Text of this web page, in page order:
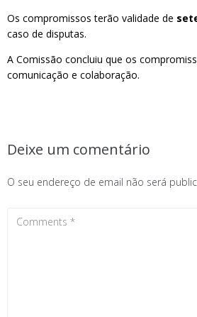
Os compromissos terão validade de
caso de disputas.
A Comissão concluiu que os
comunicação e colaboração.
Deixe um comentário
O seu endereço de email não será